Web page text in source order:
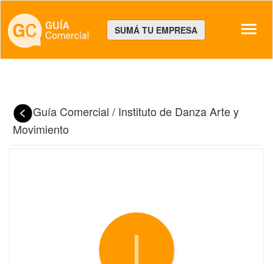
SUMÁ TU EMPRESA
Guía Comercial / Instituto de Danza Arte y
Movimiento